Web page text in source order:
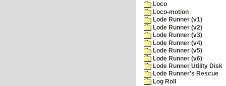
Loco
Loco-motion
Lode Runner (v1)
Lode Runner (v2)
Lode Runner (v3)
Lode Runner (v4)
Lode Runner (v5)
Lode Runner (v6)
Lode Runner Utility Disk
Lode Runner's Rescue
Log Roll